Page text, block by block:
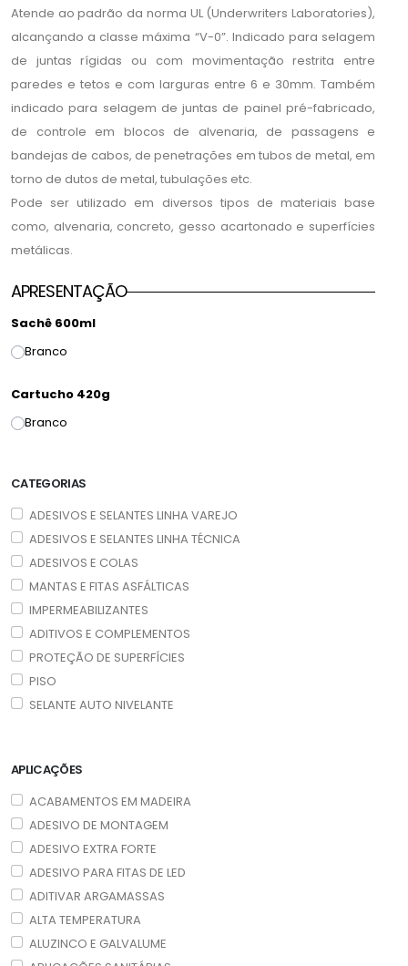
CATEGORIAS
ADESIVOS E SELANTES LINHA VAREJO
ADESIVOS E SELANTES LINHA TÉCNICA
ADESIVOS E COLAS
MANTAS E FITAS ASFÁLTICAS
IMPERMEABILIZANTES
ADITIVOS E COMPLEMENTOS
PROTEÇÃO DE SUPERFÍCIES
PISO
SELANTE AUTO NIVELANTE
APLICAÇÕES
ACABAMENTOS EM MADEIRA
ADESIVO DE MONTAGEM
ADESIVO EXTRA FORTE
ADESIVO PARA FITAS DE LED
ADITIVAR ARGAMASSAS
ALTA TEMPERATURA
ALUZINCO E GALVALUME
Atende ao padrão da norma UL (Underwriters Laboratories),
alcançando a classe máxima “V-0”. Indicado para selagem
de juntas rígidas ou com movimentação restrita entre
paredes e tetos e com larguras entre 6 e 30mm. Também
indicado para selagem de juntas de painel pré-fabricado,
de controle em blocos de alvenaria, de passagens e
bandejas de cabos, de penetrações em tubos de metal, em
torno de dutos de metal, tubulações etc.
Pode ser utilizado em diversos tipos de materiais base
como, alvenaria, concreto, gesso acartonado e superfícies
metálicas.
APRESENTAÇÃO
Sachê 600ml
Branco
Cartucho 420g
Branco